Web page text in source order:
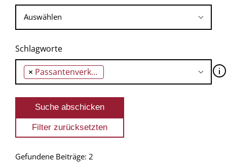
Schlagworte
× Passantenverkehr 🛈
Gefundene Beiträge: 2